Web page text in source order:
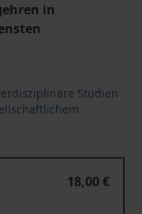
in
Studien
18,00 €